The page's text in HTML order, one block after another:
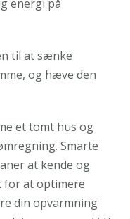
energi på
til at sænke
og hæve den
et tomt hus og
Smarte
at kende og
for at optimere
din opvarmning